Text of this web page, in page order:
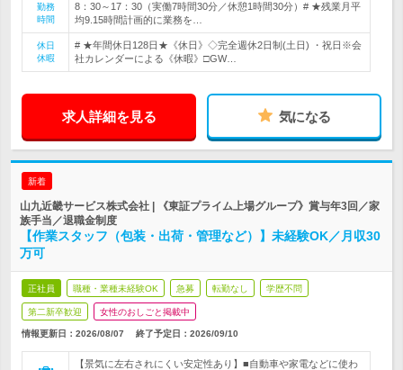
勤務
時間
8：30～17：30（実働7時間30分／休憩1時間30分）# ★残業月平
均9.15時間計画的に業務を…
休日
休暇
# ★年間休日128日★《休日》◇完全週休2日制(土日) ・祝日※会
社カレンダーによる《休暇》□GW…
求人詳細を見る 気になる
新着
山九近畿サービス株式会社 | 《東証プライム上場グループ》賞与年3回／家
族手当／退職金制度
【作業スタッフ（包装・出荷・管理など）】未経験OK／月収30
万可
正社員 職種・業種未経験OK 急募 転勤なし 学歴不問
第二新卒歓迎 女性のおしごと掲載中
情報更新日：2026/08/07 終了予定日： 2026/09/10
【景気に左右されにくい安定性あり】■自動車や家電などに使わ